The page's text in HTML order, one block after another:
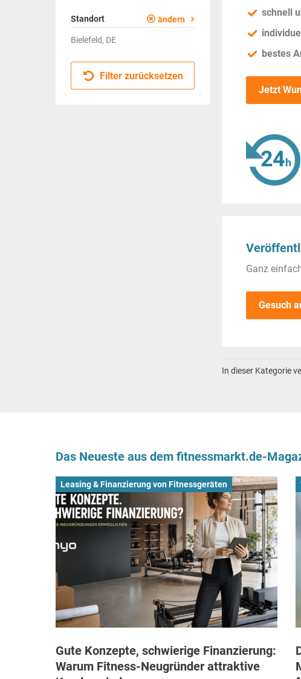
Standort ändern
Bielefeld, DE
Filter zurücksetzen
schnell
bestes
Jetzt
Ganz
Gesuch
In dieser Kategorie
Das Neueste aus dem fitnessmarkt.de-
Leasing & Finanzierung von Fitnessgeräten
Gute Konzepte, schwierige Finanzierung:
Warum Fitness-Neugründer attraktive